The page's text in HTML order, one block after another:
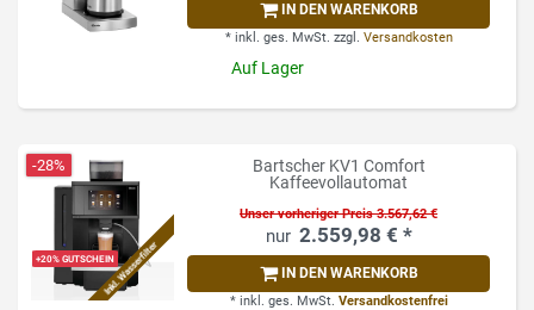
IN DEN WARENKORB
* inkl. ges. MwSt. zzgl. Versandkosten
Auf Lager
+20% GUTSCHEINInkl. Wasserfilter
-28%
Bartscher KV1 Comfort
Kaffeevollautomat
Unser vorheriger Preis 3.567,62 €
2.559,98 € *
IN DEN WARENKORB
* inkl. ges. MwSt. Versandkostenfrei